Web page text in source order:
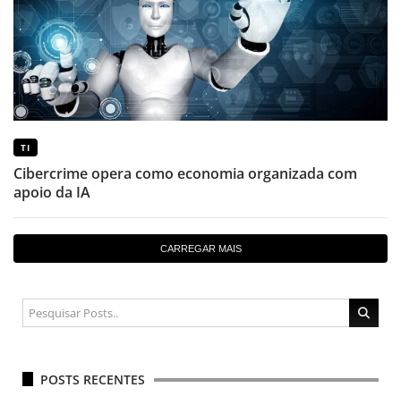
TI
Cibercrime opera como economia organizada com
apoio da IA
CARREGAR MAIS
POSTS RECENTES